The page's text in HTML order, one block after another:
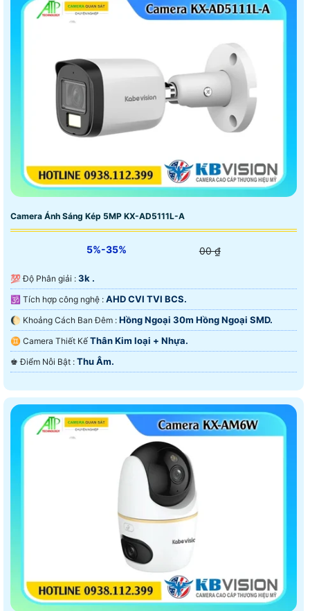
Camera Ánh Sáng Kép 5MP KX-AD5111L-A
5%-35% 00 ₫
💯 Độ Phân giải : 3k .
🕉️ Tích hợp công nghệ : AHD CVI TVI BCS.
🌔 Khoảng Cách Ban Đêm : Hồng Ngoại 30m Hồng Ngoại SMD.
♊ Camera Thiết Kế Thân Kim loại + Nhựa.
️♚ Điểm Nỗi Bật : Thu Âm.